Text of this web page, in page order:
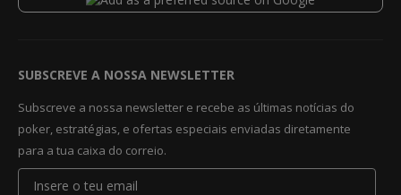
SUBSCREVE A NOSSA NEWSLETTER
Subscreve a nossa newsletter e recebe as últimas notícias do
poker, estratégias, e ofertas especiais enviadas diretamente
para a tua caixa do correio.